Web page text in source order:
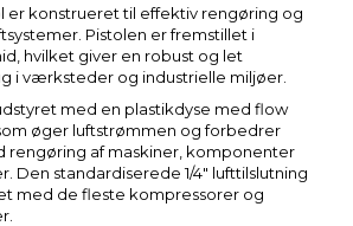
er konstrueret til effektiv rengøring og
Pistolen er fremstillet i
hvilket giver en robust og let
i værksteder og industrielle miljøer.
med en plastikdyse med flow
øger luftstrømmen og forbedrer
af maskiner, komponenter
Den standardiserede 1/4" lufttilslutning
med de fleste kompressorer og